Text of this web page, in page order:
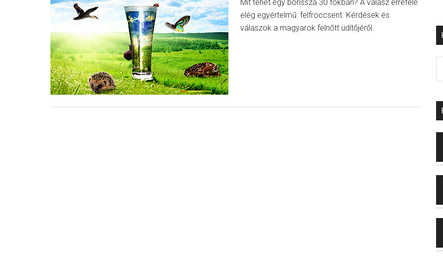
Mit tehet egy borissza 30 fokban? A válasz errefelé
elég egyértelmű: felfröccsent. Kérdések és
válaszok a magyarok felnőtt üdítőjéről.